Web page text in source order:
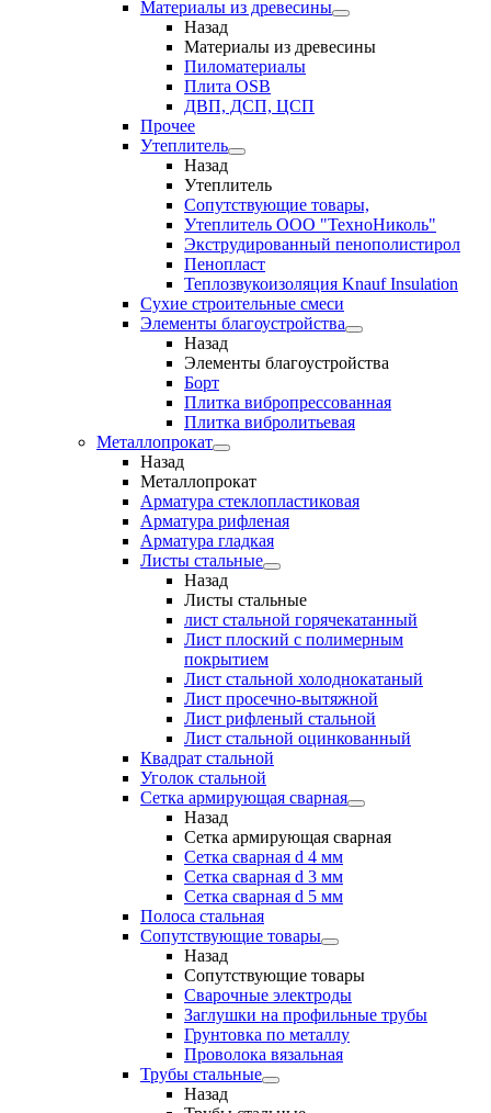
Материалы из древесины
Назад
Материалы из древесины
Пиломатериалы
Плита OSB
ДВП, ДСП, ЦСП
Прочее
Утеплитель
Назад
Утеплитель
Сопутствующие товары,
Утеплитель ООО "ТехноНиколь"
Экструдированный пенополистирол
Пенопласт
Теплозвукоизоляция Knauf Insulation
Сухие строительные смеси
Элементы благоустройства
Назад
Элементы благоустройства
Борт
Плитка вибропрессованная
Плитка вибролитьевая
Металлопрокат
Назад
Металлопрокат
Арматура стеклопластиковая
Арматура рифленая
Арматура гладкая
Листы стальные
Назад
Листы стальные
лист стальной горячекатанный
Лист плоский с полимерным
покрытием
Лист стальной холоднокатаный
Лист просечно-вытяжной
Лист рифленый стальной
Лист стальной оцинкованный
Квадрат стальной
Уголок стальной
Сетка армирующая сварная
Назад
Сетка армирующая сварная
Сетка сварная d 4 мм
Сетка сварная d 3 мм
Сетка сварная d 5 мм
Полоса стальная
Сопутствующие товары
Назад
Сопутствующие товары
Сварочные электроды
Заглушки на профильные трубы
Грунтовка по металлу
Проволока вязальная
Трубы стальные
Назад